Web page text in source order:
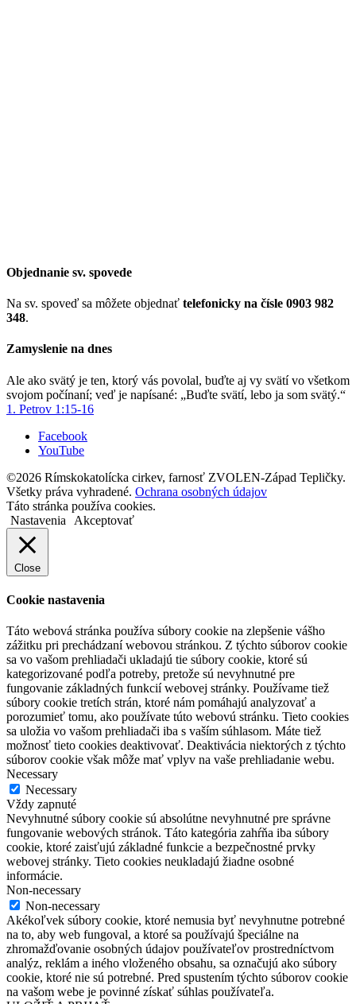
Objednanie sv. spovede
Na sv. spoveď sa môžete objednať telefonicky na čísle 0903 982
348.
Zamyslenie na dnes
Ale ako svätý je ten, ktorý vás povolal, buďte aj vy svätí vo všetkom
svojom počínaní; veď je napísané: „Buďte svätí, lebo ja som svätý.“
1. Petrov 1:15-16
Facebook
YouTube
©2026 Rímskokatolícka cirkev, farnosť ZVOLEN-Západ Tepličky.
Všetky práva vyhradené. Ochrana osobných údajov
Táto stránka používa cookies.
Nastavenia
Akceptovať
Close
Cookie nastavenia
Táto webová stránka používa súbory cookie na zlepšenie vášho
zážitku pri prechádzaní webovou stránkou. Z týchto súborov cookie
sa vo vašom prehliadači ukladajú tie súbory cookie, ktoré sú
kategorizované podľa potreby, pretože sú nevyhnutné pre
fungovanie základných funkcií webovej stránky. Používame tiež
súbory cookie tretích strán, ktoré nám pomáhajú analyzovať a
porozumieť tomu, ako používate túto webovú stránku. Tieto cookies
sa uložia vo vašom prehliadači iba s vaším súhlasom. Máte tiež
možnosť tieto cookies deaktivovať. Deaktivácia niektorých z týchto
súborov cookie však môže mať vplyv na vaše prehliadanie webu.
Necessary
Necessary
Vždy zapnuté
Nevyhnutné súbory cookie sú absolútne nevyhnutné pre správne
fungovanie webových stránok. Táto kategória zahŕňa iba súbory
cookie, ktoré zaisťujú základné funkcie a bezpečnostné prvky
webovej stránky. Tieto cookies neukladajú žiadne osobné
informácie.
Non-necessary
Non-necessary
Akékoľvek súbory cookie, ktoré nemusia byť nevyhnutne potrebné
na to, aby web fungoval, a ktoré sa používajú špeciálne na
zhromažďovanie osobných údajov používateľov prostredníctvom
analýz, reklám a iného vloženého obsahu, sa označujú ako súbory
cookie, ktoré nie sú potrebné. Pred spustením týchto súborov cookie
na vašom webe je povinné získať súhlas používateľa.